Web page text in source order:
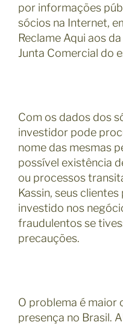
por informações
sócios na Internet,
Reclame Aqui aos
Junta Comercial do
Com os dados dos
investidor pode
nome das mesmas
possível existência
ou processos
Kassin, seus
investido nos
fraudulentos se
precauções.
O problema é maior
presença no Brasil.